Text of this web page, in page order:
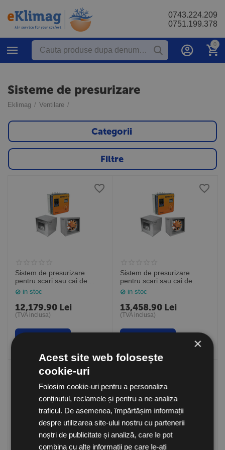
0743.224.209
0751.199.378
0
Sisteme de presurizare
Eklimag / Ventilare /
Categorii
Filtre
Sistem de presurizare
pentru scari sau cai de
evacuare, KIT
SOBREPRESION-7100-
BOX, Sodeca Spania
in stoc
12,179.90 Lei
(TVA inclusa)
Sistem de presurizare
pentru scari sau cai de
evacuare, KIT
SOBREPRESION-7800-
BOX, Sodeca Spania
in stoc
13,458.90 Lei
(TVA inclusa)
×
Acest site web folosește
cookie-uri
Folosim cookie-uri pentru a personaliza
conținutul, reclamele și pentru a ne analiza
traficul. De asemenea, împărtășim informații
despre utilizarea site-ului nostru cu partenerii
noștri de publicitate și analiză, care le pot
combina cu alte informații pe care le-ați